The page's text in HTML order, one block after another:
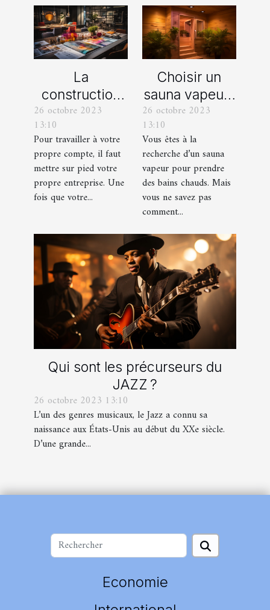
La
construction
d’une identité
d’entreprise :
que faut-il en
savoir ?
26 octobre 2023
13:10
Pour travailler à votre
propre compte, il faut
mettre sur pied votre
propre entreprise. Une
fois que votre...
Choisir un
sauna vapeur :
comment s’y
prendre ?
26 octobre 2023
13:10
Vous êtes à la
recherche d’un sauna
vapeur pour prendre
des bains chauds. Mais
vous ne savez pas
comment...
Qui sont les précurseurs du
JAZZ ?
26 octobre 2023 13:10
L’un des genres musicaux, le Jazz a connu sa
naissance aux États-Unis au début du XXe siècle.
D’une grande...
Economie